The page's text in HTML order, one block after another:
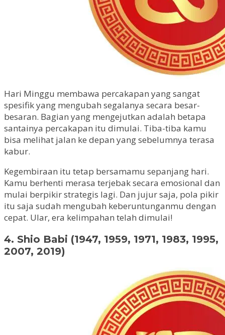
Hari Minggu membawa percakapan yang sangat
spesifik yang mengubah segalanya secara besar-
besaran. Bagian yang mengejutkan adalah betapa
santainya percakapan itu dimulai. Tiba-tiba kamu
bisa melihat jalan ke depan yang sebelumnya terasa
kabur.
Kegembiraan itu tetap bersamamu sepanjang hari.
Kamu berhenti merasa terjebak secara emosional dan
mulai berpikir strategis lagi. Dan jujur saja, pola pikir
itu saja sudah mengubah keberuntunganmu dengan
cepat. Ular, era kelimpahan telah dimulai!
4. Shio Babi (1947, 1959, 1971, 1983, 1995,
2007, 2019)